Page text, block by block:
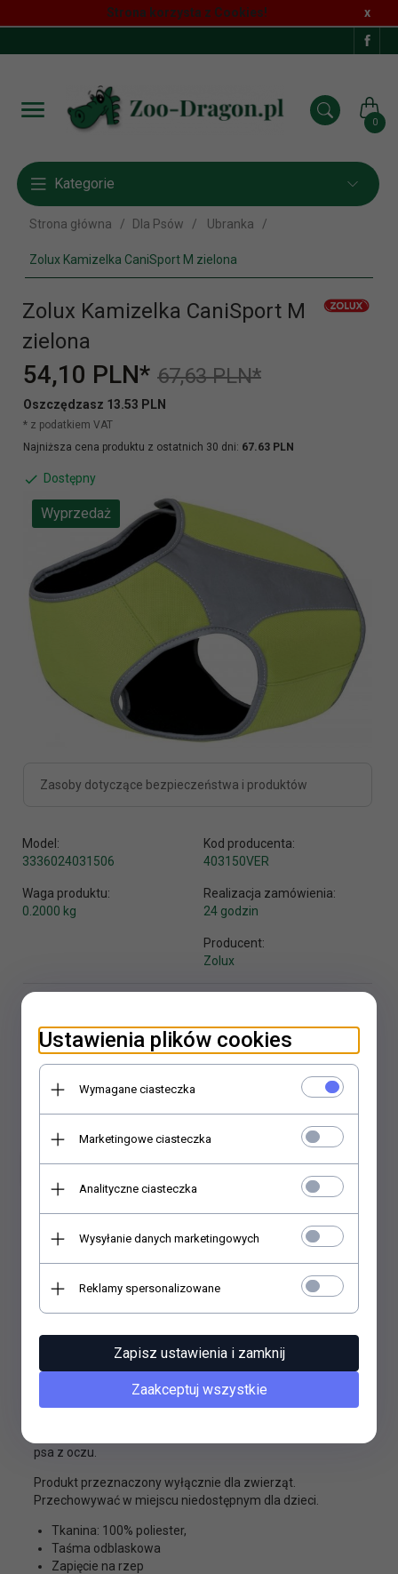
Strona korzysta z Cookies! x
0
Kategorie
Strona główna Dla Psów Ubranka
Zolux Kamizelka CaniSport M zielona
Zolux Kamizelka CaniSport M
zielona
54,10 PLN* 67,63 PLN*
Oszczędzasz 13.53 PLN
* z podatkiem VAT
Najniższa cena produktu z ostatnich 30 dni: 67.63 PLN
Dostępny
Wyprzedaż
Zasoby dotyczące bezpieczeństwa i produktów
Model:
3336024031506
Kod producenta:
403150VER
Waga produktu:
0.2000 kg
Realizacja zamówienia:
24 godzin
Producent:
Zolux
KUP TERAZ!
OPIS PRODUKTU
Zolux Kamizelka odblaskowa
Kamizelka bezpieczeństwa o żywym kolorze i z paskami
odblaskowymi pozwala na łatwą lokalizację psa podczas
spacerów szczególnie nocą. Jest łatwa do założenia psu i
psa z oczu.
Produkt przeznaczony wyłącznie dla zwierząt.
Przechowywać w miejscu niedostępnym dla dzieci.
Tkanina: 100% poliester,
Taśma odblaskowa
Zapięcie na rzep
Ustawienia plików cookies
Wymagane ciasteczka
Marketingowe ciasteczka
Analityczne ciasteczka
Wysyłanie danych marketingowych
Reklamy spersonalizowane
Zapisz ustawienia i zamknij
Zaakceptuj wszystkie